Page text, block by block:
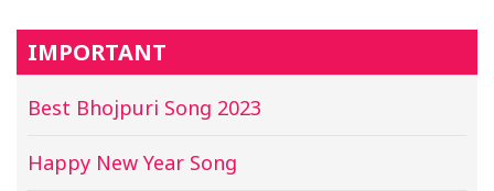
IMPORTANT
Best Bhojpuri Song 2023
Happy New Year Song